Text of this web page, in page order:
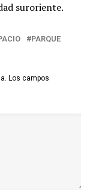
suroriente.
PARQUE
Los campos